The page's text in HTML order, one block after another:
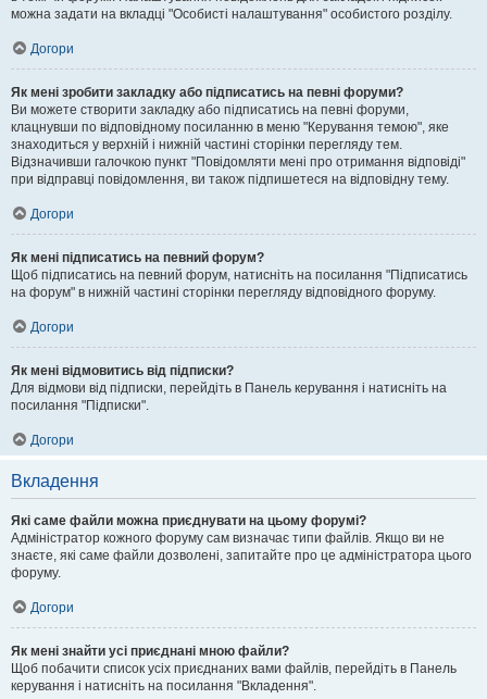
можна задати на вкладці "Особисті налаштування" особистого розділу.
Догори
Як мені зробити закладку або підписатись на певні форуми?
Ви можете створити закладку або підписатись на певні форуми,
клацнувши по відповідному посиланню в меню "Керування темою", яке
знаходиться у верхній і нижній частині сторінки перегляду тем.
Відзначивши галочкою пункт "Повідомляти мені про отримання відповіді"
при відправці повідомлення, ви також підпишетеся на відповідну тему.
Догори
Як мені підписатись на певний форум?
Щоб підписатись на певний форум, натисніть на посилання "Підписатись
на форум" в нижній частині сторінки перегляду відповідного форуму.
Догори
Як мені відмовитись від підписки?
Для відмови від підписки, перейдіть в Панель керування і натисніть на
посилання "Підписки".
Догори
Вкладення
Які саме файли можна приєднувати на цьому форумі?
Адміністратор кожного форуму сам визначає типи файлів. Якщо ви не
знаєте, які саме файли дозволені, запитайте про це адміністратора цього
форуму.
Догори
Як мені знайти усі приєднані мною файли?
Щоб побачити список усіх приєднаних вами файлів, перейдіть в Панель
керування і натисніть на посилання "Вкладення".